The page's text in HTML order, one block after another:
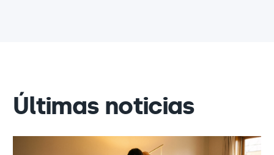
Últimas noticias